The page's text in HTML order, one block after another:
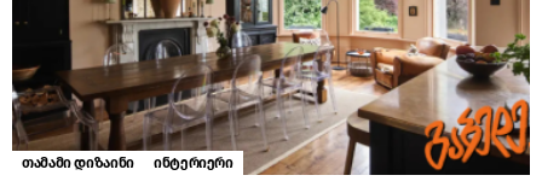
თამამი დიზაინი ინტერიერი